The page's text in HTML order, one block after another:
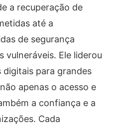
a recuperação de
até a
de segurança
vulneráveis. Ele liderou
digitais para grandes
apenas o acesso e
a confiança e a
Cada